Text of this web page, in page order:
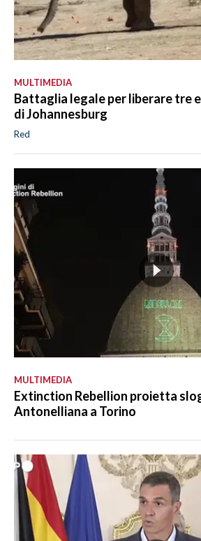
MULTIMEDIA
Battaglia legale per liberare tre
di Johannesburg
Red
MULTIMEDIA
Extinction Rebellion proietta
Antonelliana a Torino